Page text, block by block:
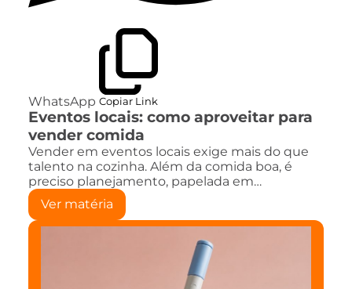
WhatsApp Copiar Link
Eventos locais: como aproveitar para
vender comida
Vender em eventos locais exige mais do que
talento na cozinha. Além da comida boa, é
preciso planejamento, papelada em…
Ver matéria